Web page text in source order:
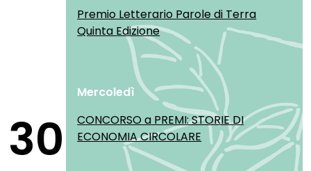
Premio Letterario Parole di Terra
Quinta Edizione
30
Mercoledì
CONCORSO a PREMI: STORIE DI
ECONOMIA CIRCOLARE